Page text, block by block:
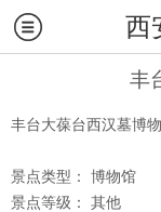
西
丰
丰台大葆台西汉墓博
景点类型：
博物馆
景点等级：
其他